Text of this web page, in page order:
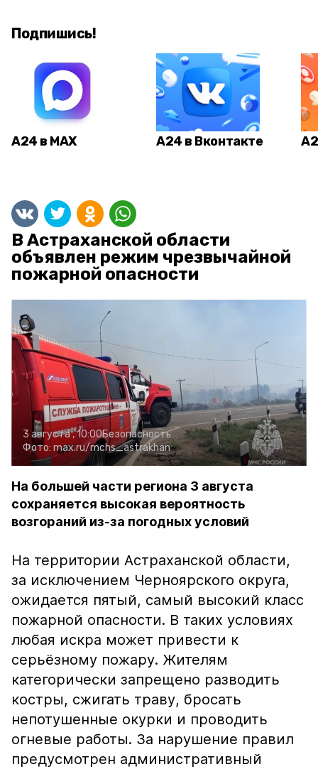
Подпишись!
А24 в MAX А24 в Вконтакте
В Астраханской области
объявлен режим чрезвычайной
пожарной опасности
3 августа , 10:00Безопасность
Фото: max.ru/mchs_astrakhan
На большей части региона 3 августа
сохраняется высокая вероятность
возгораний из-за погодных условий
На территории Астраханской области,
за исключением Черноярского округа,
ожидается пятый, самый высокий класс
пожарной опасности. В таких условиях
любая искра может привести к
серьёзному пожару. Жителям
категорически запрещено разводить
костры, сжигать траву, бросать
непотушенные окурки и проводить
огневые работы. За нарушение правил
предусмотрен административный